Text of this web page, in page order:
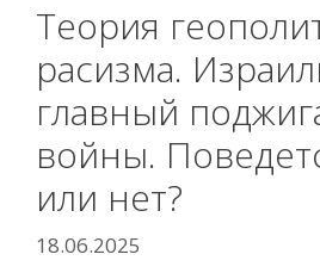
Теория
расизма.
главный
войны.
или нет?
18.06.2025